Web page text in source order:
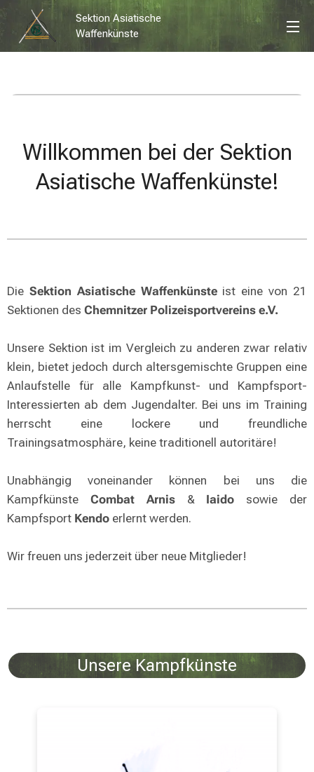
Sektion Asiatische
Waffenkünste
Willkommen bei der Sektion
Asiatische Waffenkünste!
Die Sektion Asiatische Waffenkünsteist eine von 21
Sektionen des Chemnitzer Polizeisportvereins e.V.
Unsere Sektion ist im Vergleich zu anderen zwar relativ
klein, bietet jedoch durch altersgemischte Gruppen eine
Anlaufstelle für alle Kampfkunst- und Kampfsport-
Interessierten ab dem Jugendalter. Bei uns im Training
herrscht eine lockere und freundliche
Trainingsatmosphäre, keine traditionell autoritäre!
Unabhängig voneinander können bei uns die
Kampfkünste Combat Arnis& Iaido sowie der
Kampfsport Kendo erlernt werden.
Wir freuen uns jederzeit über neue Mitglieder!
Unsere Kampfkünste